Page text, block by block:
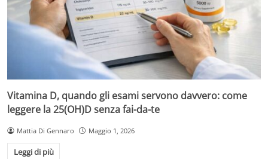
Vitamina D, quando gli esami servono davvero: come
leggere la 25(OH)D senza fai-da-te
Mattia Di Gennaro Maggio 1, 2026
Leggi di più